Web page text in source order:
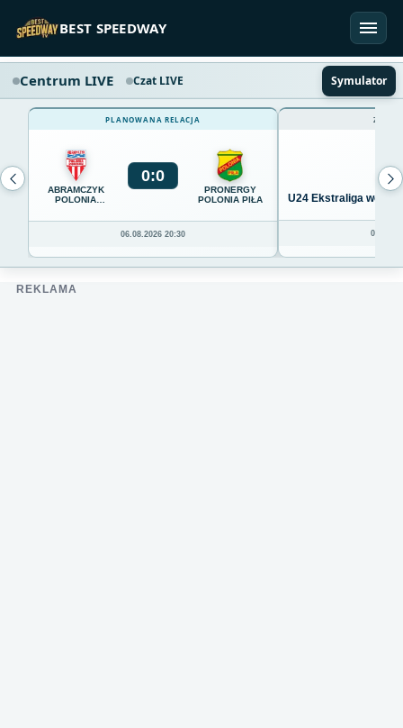
BEST SPEEDWAY
Centrum LIVE Czat LIVE Symulator
PLANOWANA RELACJA
ABRAMCZYK
POLONIA
0:0
PRONERGY
POLONIA PIŁA
06.08.2026 20:30
U24 Ekstraliga we
REKLAMA